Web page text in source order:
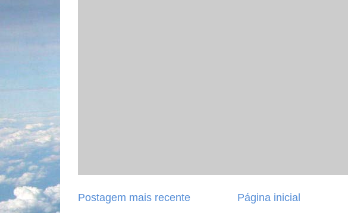
Postagem mais recente Página inicial